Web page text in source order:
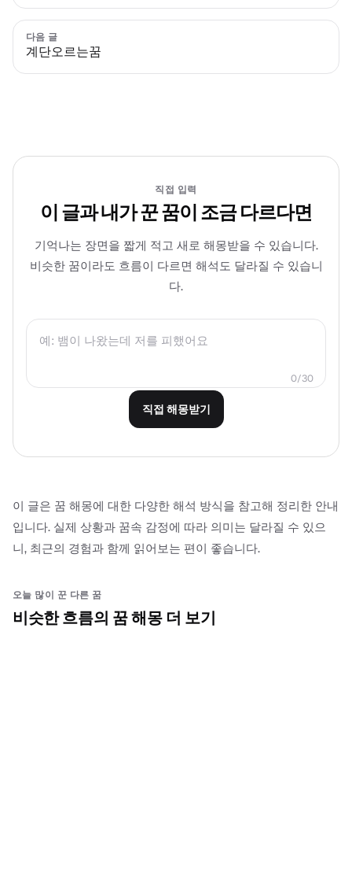
다음 글
계단오르는꿈
직접 입력
이 글과 내가 꾼 꿈이 조금 다르다면
기억나는 장면을 짧게 적고 새로 해몽받을 수 있습니다.
비슷한 꿈이라도 흐름이 다르면 해석도 달라질 수 있습니
다.
0/30
직접 해몽받기
이 글은 꿈 해몽에 대한 다양한 해석 방식을 참고해 정리한 안내
입니다. 실제 상황과 꿈속 감정에 따라 의미는 달라질 수 있으
니, 최근의 경험과 함께 읽어보는 편이 좋습니다.
오늘 많이 꾼 다른 꿈
비슷한 흐름의 꿈 해몽 더 보기